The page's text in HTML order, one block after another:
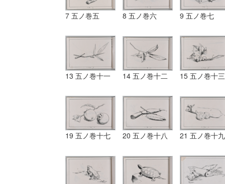
7 五ノ巻五 8 五ノ巻六 9 五ノ巻七
13 五ノ巻十一 14 五ノ巻十二 15 五ノ巻十三
19 五ノ巻十七 20 五ノ巻十八 21 五ノ巻十九